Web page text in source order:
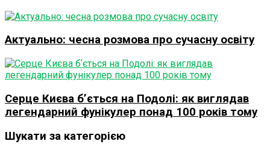
Актуально: чесна розмова про сучасну освіту
Серце Києва бʼється на Подолі: як виглядав
легендарний фунікулер понад 100 років тому
Шукати за категорією